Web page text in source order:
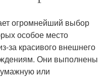
огромнейший выбор
особое место
за красивого внешнего
Они выполнены
или